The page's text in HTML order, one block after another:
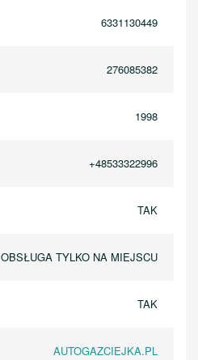
6331130449
276085382
1998
+48533322996
TAK
OBSŁUGA TYLKO NA MIEJSCU
TAK
AUTOGAZCIEJKA.PL